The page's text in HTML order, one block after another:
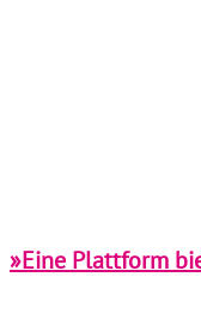
»Eine Plattform